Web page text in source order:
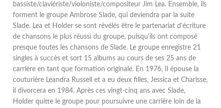
bassiste/claviériste/violoniste/compositeur Jim Lea. Ensemble, ils
forment le groupe Ambrose Slade, qui deviendra par la suite
Slade. Lea et Holder se sont révélés être le partenariat d'écriture
de chansons le plus réussi du groupe, puisqu'ils ont composé
presque toutes les chansons de Slade. Le groupe enregistre 21
singles à succès et sort 15 albums au cours de ses 25 ans de
carrière en tant que formation originale. En 1976, Il épouse la
couturière Leandra Russell et a eu deux filles, Jessica et Charisse,
il divorcera en 1984. Après ces vingt-cinq ans avec Slade,
Holder quitte le groupe pour poursuivre une carrière loin de la